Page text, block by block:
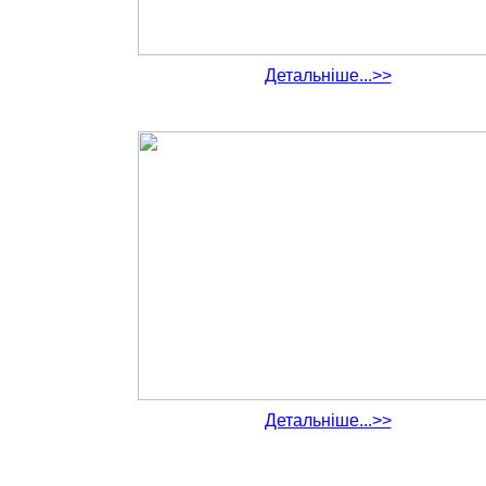
Детальніше...>>
Детальніше...>>